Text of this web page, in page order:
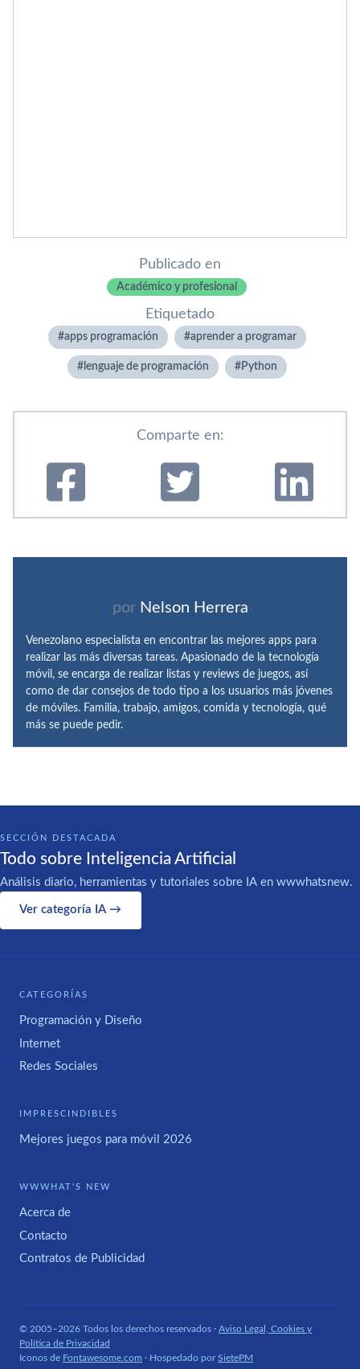
Publicado en
Académico y profesional
Etiquetado
apps programación aprender a programar
lenguaje de programación Python
Comparte en:
por Nelson Herrera
Venezolano especialista en encontrar las mejores apps para
realizar las más diversas tareas. Apasionado de la tecnología
móvil, se encarga de realizar listas y reviews de juegos, así
como de dar consejos de todo tipo a los usuarios más jóvenes
de móviles. Familia, trabajo, amigos, comida y tecnología, qué
más se puede pedir.
SECCIÓN DESTACADA
Todo sobre Inteligencia Artificial
Análisis diario, herramientas y tutoriales sobre IA en wwwhatsnew.
Ver categoría IA →
CATEGORÍAS
Programación y Diseño
Internet
Redes Sociales
IMPRESCINDIBLES
Mejores juegos para móvil 2026
WWWHAT'S NEW
Acerca de
Contacto
Contratos de Publicidad
© 2005–2026 Todos los derechos reservados · Aviso Legal, Cookies y
Política de Privacidad
Iconos de Fontawesome.com · Hospedado porSietePM